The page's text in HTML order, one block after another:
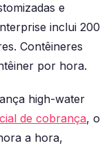
e
inclui 200
Contêineres
por hora.
high-water
de cobrança, o
a hora,